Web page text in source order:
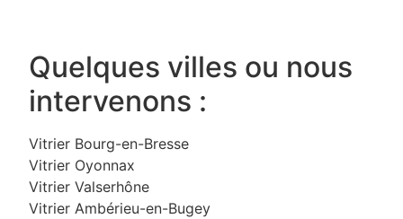
Quelques villes ou nous
intervenons :
Vitrier Bourg-en-Bresse
Vitrier Oyonnax
Vitrier Valserhône
Vitrier Ambérieu-en-Bugey